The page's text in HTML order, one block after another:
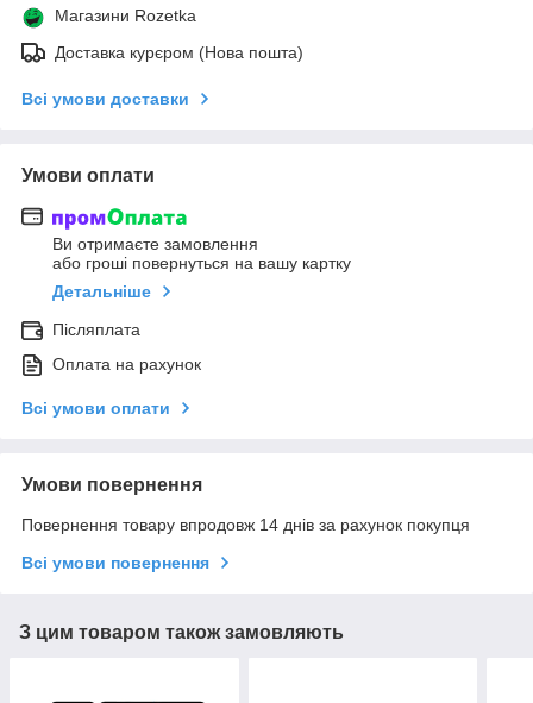
Магазини Rozetka
Доставка курєром (Нова пошта)
Всі умови доставки
Умови оплати
Ви отримаєте замовлення
або гроші повернуться на вашу картку
Детальніше
Післяплата
Оплата на рахунок
Всі умови оплати
Умови повернення
Повернення товару впродовж 14 днів за рахунок покупця
Всі умови повернення
З цим товаром також замовляють